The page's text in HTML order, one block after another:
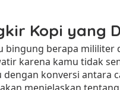
n
K
e
l
e
Kopi yang
bingung berapa mililiter
karena kamu tidak
dengan konversi antara